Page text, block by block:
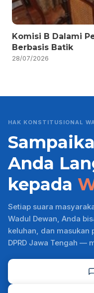
Komisi B Dalami
Berbasis Batik
28/07/2026
HAK KONSTITUSIONAL
Anda
kepada
Setiap suara
Wadul Dewan, Anda
keluhan, dan masukan
DPRD Jawa Tengah —